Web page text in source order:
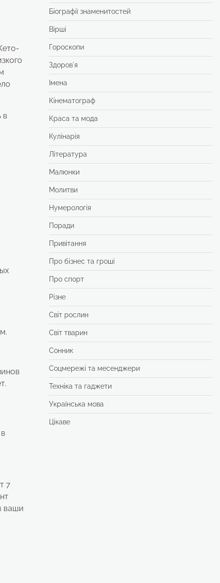
в
7
ваши
Біографії знаменитостей
Вірші
Гороскопи
Здоровʼя
Імена
Кінематограф
Краса та мода
Кулінарія
Література
Малюнки
Молитви
Нумерологія
Поради
Привітання
Про бізнес та гроші
Про спорт
Різне
Світ рослин
Світ тварин
Сонник
Соцмережі та месенджери
Техніка та гаджети
Українська мова
Цікаве